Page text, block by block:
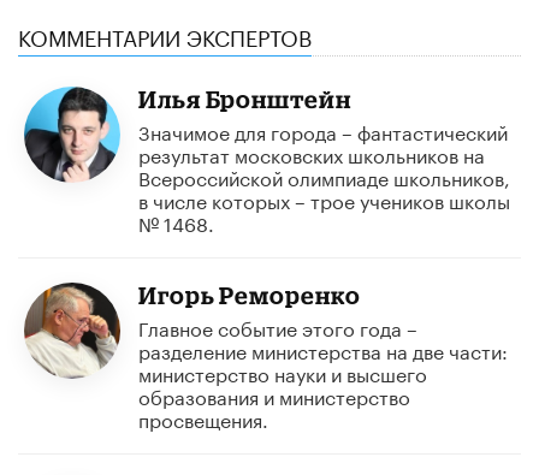
КОММЕНТАРИИ ЭКСПЕРТОВ
Илья Бронштейн
Значимое для города – фантастический
результат московских школьников на
Всероссийской олимпиаде школьников,
в числе которых – трое учеников школы
№ 1468.
Игорь Реморенко
Главное событие этого года –
разделение министерства на две части:
министерство науки и высшего
образования и министерство
просвещения.